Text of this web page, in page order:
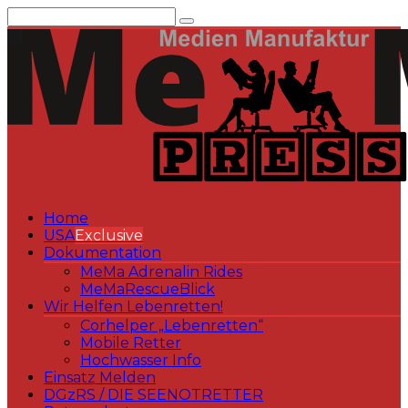
Inhalt
springen
Home
USAExclusive
Dokumentation
MeMa Adrenalin Rides
MeMaRescueBlick
Wir Helfen Lebenretten!
Corhelper „Lebenretten“
Mobile Retter
Hochwasser Info
Einsatz Melden
DGzRS / DIE SEENOTRETTER